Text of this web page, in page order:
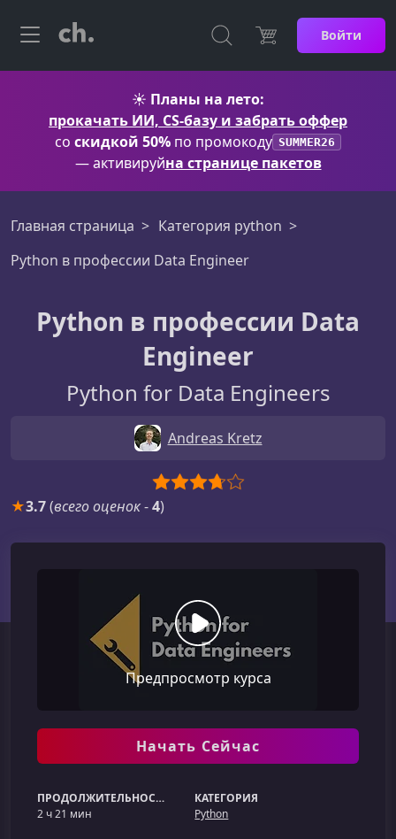
Войти
☀️ Планы на лето:
прокачать ИИ, CS-базу и забрать оффер
со скидкой 50% по промокоду SUMMER26
— активируйна странице пакетов
Главная страница
Категория python
Python в профессии Data Engineer
Python в профессии Data
Engineer
Python for Data Engineers
Andreas Kretz
★3.7(всего оценок-4)
Предпросмотр курса
Начать Сейчас
ПРОДОЛЖИТЕЛЬНОСТЬ
2 ч 21 мин
КАТЕГОРИЯ
Python